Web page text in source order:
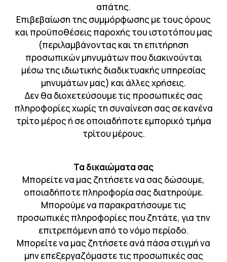
απάτης.
Επιβεβαίωση της συμμόρφωσης με τους όρους
και προϋποθέσεις παροχής του ιστοτόπου μας
(περιλαμβάνοντας και τη επιτήρηση
προσωπικών μηνυμάτων που διακινούνται
μέσω της ιδιωτικής διαδικτυακής υπηρεσίας
μηνυμάτων μας) και άλλες χρήσεις.
Δεν θα διοχετεύσουμε τις προσωπικές σας
πληροφορίες χωρίς τη συναίνεση σας σε κανένα
τρίτο μέρος ή σε οποιαδήποτε εμπορικό τμήμα
τρίτου μέρους.
Τα δικαιώματα σας
Μπορείτε να μας ζητήσετε να σας δώσουμε,
οποιαδήποτε πληροφορία σας διατηρούμε.
Μπορούμε να παρακρατήσουμε τις
προσωπικές πληροφορίες που ζητάτε, για την
επιτρεπόμενη από το νόμο περίοδο.
Μπορείτε να μας ζητήσετε ανά πάσα στιγμή να
μην επεξεργαζόμαστε τις προσωπικές σας